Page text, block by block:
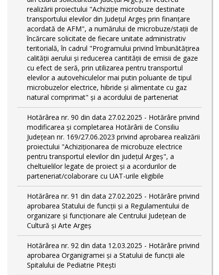
realizării proiectului "Achiziție microbuze destinate
transportului elevilor din Județul Argeș prin finanțare
acordată de AFM", a numărului de microbuze/stații de
încărcare solicitate de fiecare unitate administrativ
teritorială, în cadrul "Programului privind îmbunătățirea
calității aerului și reducerea cantității de emisii de gaze
cu efect de seră, prin utilizarea pentru transportul
elevilor a autovehiculelor mai putin poluante de tipul
microbuzelor electrice, hibride și alimentate cu gaz
natural comprimat" și a acordului de parteneriat
Hotărârea nr. 90 din data 27.02.2025 - Hotărâre privind
modificarea și completarea Hotărârii de Consiliu
Județean nr. 169/27.06.2023 privind aprobarea realizării
proiectului "Achiziționarea de microbuze electrice
pentru transportul elevilor din județul Argeș", a
cheltuielilor legate de proiect și a acordurilor de
parteneriat/colaborare cu UAT-urile eligibile
Hotărârea nr. 91 din data 27.02.2025 - Hotărâre privind
aprobarea Statului de funcţii și a Regulamentului de
organizare și funcționare ale Centrului Județean de
Cultură și Arte Argeș
Hotărârea nr. 92 din data 12.03.2025 - Hotărâre privind
aprobarea Organigramei și a Statului de funcţii ale
Spitalului de Pediatrie Pitești